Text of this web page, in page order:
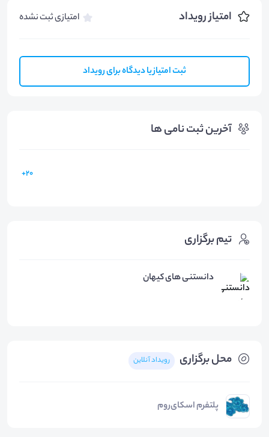
امتیاز رویداد امتیازی ثبت نشده
ثبت امتیاز یا دیدگاه برای رویداد
آخرین ثبت نامی ها
20+
محل برگزاری رویداد آنلاین
پلتفرم اسکای‌روم
تیم برگزاری
دانستنی های کیهان